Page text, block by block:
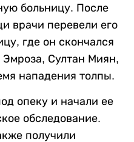
больницу. После
врачи перевели его
где он скончался
Султан Миян,
нападения толпы.
опеку и начали ее
обследование.
получили